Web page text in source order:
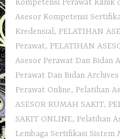
Kompetensi Perawat Klinik
Asesor Kompetensi
Kredensial, PELATIHAN
Perawat, PELATIHAN
Asesor Perawat Dan Bidan
Perawat Dan Bidan
Perawat Online, Pelatihan
ASESOR RUMAH SAKIT,
SAKIT ONLINE, Pelatihan
Lembaga Sertifikasi Sistem